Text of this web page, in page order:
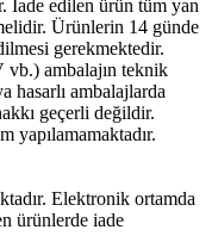
İade edilen ürün tüm yan
Ürünlerin 14 günde
gerekmektedir.
ambalajın teknik
hasarlı ambalajlarda
geçerli değildir.
yapılamamaktadır.
Elektronik ortamda
ürünlerde iade